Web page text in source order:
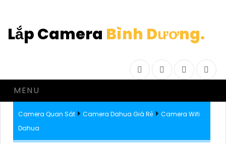
Lắp Camera Bình Dương.
FacebookTwitter Instagram
MENU
Camera Quan Sát Camera Dahua Giá Rẻ
Camera Wifi
Dahua